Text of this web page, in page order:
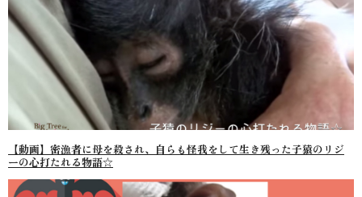
【動画】密漁者に母を殺され、自らも怪我をして生き残った子猿のリジ
ーの心打たれる物語☆